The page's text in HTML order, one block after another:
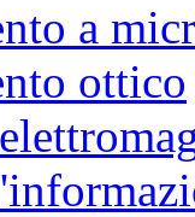
a
ottico